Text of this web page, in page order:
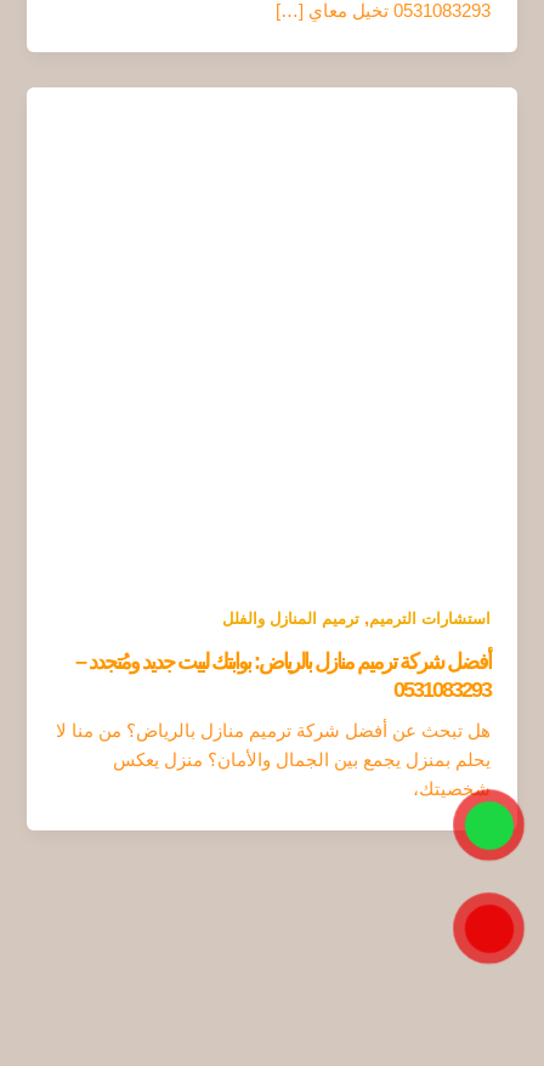
0531083293 تخيل معاي […]
استشارات الترميم,ترميم المنازل والفلل
أفضل شركة ترميم منازل بالرياض: بوابتك لبيت جديد ومُتجدد –
0531083293
هل تبحث عن أفضل شركة ترميم منازل بالرياض؟ من منا لا
يحلم بمنزل يجمع بين الجمال والأمان؟ منزل يعكس
شخصيتك،